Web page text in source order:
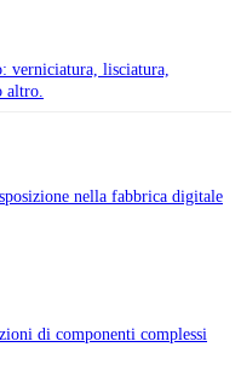
verniciatura, lisciatura,
altro.
nella fabbrica digitale
di componenti complessi